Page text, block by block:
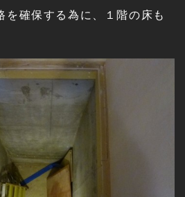
を確保する為に、１階の床も